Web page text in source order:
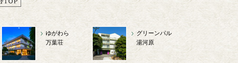
ゆがわら
万葉荘
グリーンパル
湯河原